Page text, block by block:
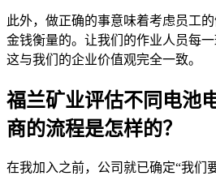
此外，做正确的事意味着考虑员工
金钱衡量的。让我们的作业人员每一
这与我们的企业价值观完全一致。
福兰矿业评估不同电池
商的流程是怎样的？
在我加入之前，公司就已确定“我们